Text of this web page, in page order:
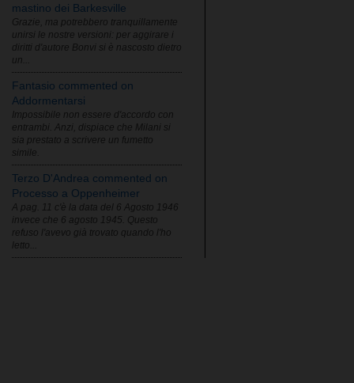
mastino dei Barkesville
Grazie, ma potrebbero tranquillamente
unirsi le nostre versioni: per aggirare i
diritti d'autore Bonvi si è nascosto dietro
un...
Fantasio commented on
Addormentarsi
Impossibile non essere d'accordo con
entrambi. Anzi, dispiace che Milani si
sia prestato a scrivere un fumetto
simile.
Terzo D'Andrea commented on
Processo a Oppenheimer
A pag. 11 c'è la data del 6 Agosto 1946
invece che 6 agosto 1945. Questo
refuso l'avevo già trovato quando l'ho
letto...